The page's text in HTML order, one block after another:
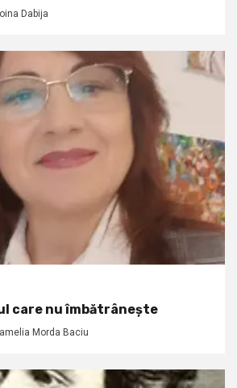
Dabija
care nu îmbătrânește
Morda Baciu